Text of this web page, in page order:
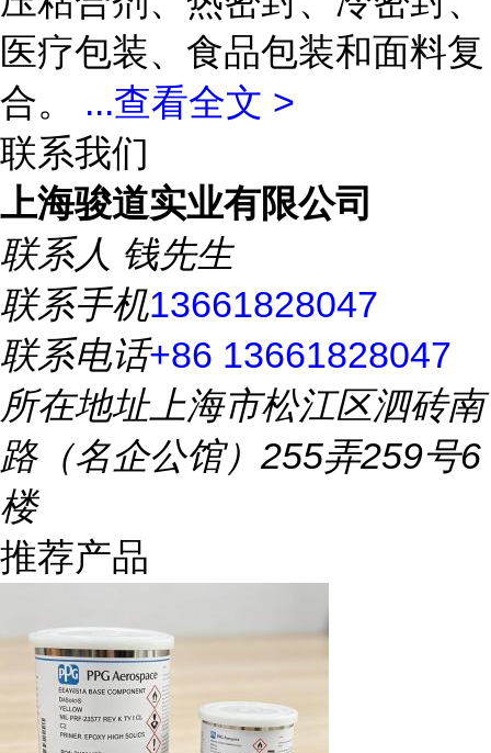
医疗包装、食品包装和面料复
合。 ...查看全文 >
联系我们
上海骏道实业有限公司
联系人 钱先生
联系手机13661828047
联系电话+86 13661828047
所在地址上海市松江区泗砖南
路（名企公馆）255弄259号6
楼
推荐产品